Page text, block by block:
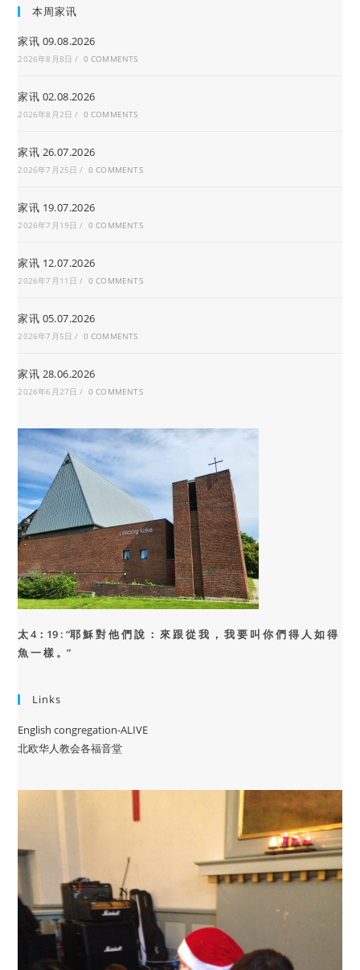
本周家讯
家讯 09.08.2026
2026年8月8日 / 0 COMMENTS
家讯 02.08.2026
2026年8月2日 / 0 COMMENTS
家讯 26.07.2026
2026年7月25日 / 0 COMMENTS
家讯 19.07.2026
2026年7月19日 / 0 COMMENTS
家讯 12.07.2026
2026年7月11日 / 0 COMMENTS
家讯 05.07.2026
2026年7月5日 / 0 COMMENTS
家讯 28.06.2026
2026年6月27日 / 0 COMMENTS
太 4：19 : “耶 穌 對 他 們 說 ： 來 跟 從 我 ， 我 要 叫 你 們 得 人 如 得
魚 一 樣 。”
Links
English congregation-ALIVE
北欧华人教会各福音堂